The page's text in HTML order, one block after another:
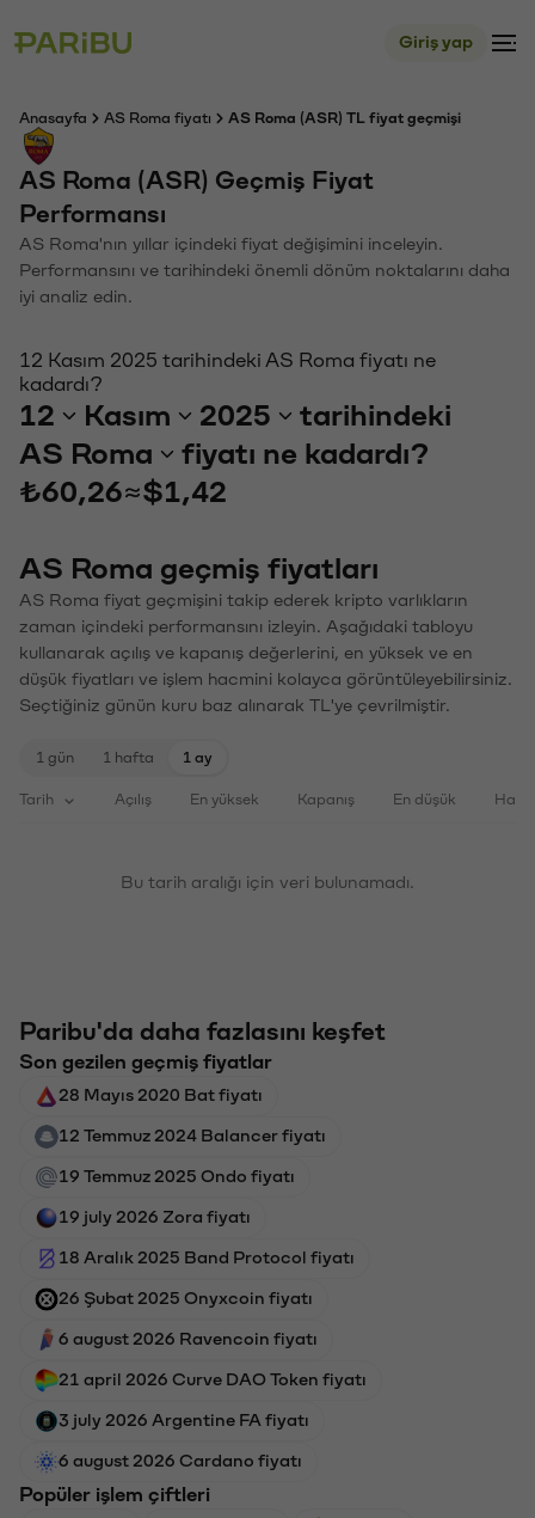
Giriş yap
Anasayfa AS Roma fiyatı AS Roma (ASR) TL fiyat geçmişi
AS Roma (ASR) Geçmiş Fiyat
Performansı
AS Roma'nın yıllar içindeki fiyat değişimini inceleyin.
Performansını ve tarihindeki önemli dönüm noktalarını daha
iyi analiz edin.
12 Kasım 2025 tarihindeki AS Roma fiyatı ne
kadardı?
12 Kasım 2025
tarihindeki
AS Roma
fiyatı ne kadardı?
₺60,26≈$1,42
AS Roma geçmiş fiyatları
AS Roma fiyat geçmişini takip ederek kripto varlıkların
zaman içindeki performansını izleyin. Aşağıdaki tabloyu
kullanarak açılış ve kapanış değerlerini, en yüksek ve en
düşük fiyatları ve işlem hacmini kolayca görüntüleyebilirsiniz.
Seçtiğiniz günün kuru baz alınarak TL'ye çevrilmiştir.
1 gün 1 hafta 1 ay
Tarih Açılış En yüksek Kapanış En düşük
Bu tarih aralığı için veri bulunamadı.
Paribu'da daha fazlasını keşfet
Son gezilen geçmiş fiyatlar
28 Mayıs 2020 Bat fiyatı
12 Temmuz 2024 Balancer fiyatı
19 Temmuz 2025 Ondo fiyatı
19 july 2026 Zora fiyatı
18 Aralık 2025 Band Protocol fiyatı
26 Şubat 2025 Onyxcoin fiyatı
6 august 2026 Ravencoin fiyatı
21 april 2026 Curve DAO Token fiyatı
3 july 2026 Argentine FA fiyatı
6 august 2026 Cardano fiyatı
Popüler işlem çiftleri